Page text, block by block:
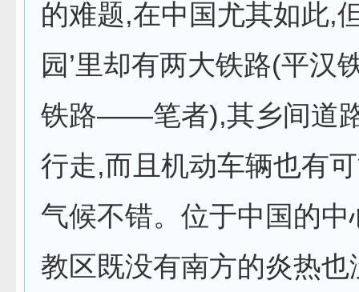
的难题,在中国尤其如此,
园’里却有两大铁路(平汉
铁路——笔者),其乡间道
行走,而且机动车辆也有
气候不错。位于中国的中
教区既没有南方的炎热也